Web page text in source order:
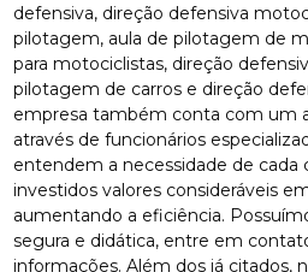
defensiva, direção defensiva
pilotagem, aula de pilotagem de
para motociclistas, direção
pilotagem de carros e direção
empresa também conta com um
através de funcionários
entendem a necessidade de cada
investidos valores consideráveis
aumentando a eficiência.
segura e didática, entre em
informações. Além dos já citados,